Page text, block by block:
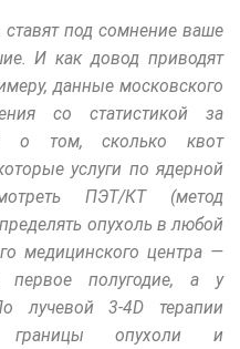
под сомнение ваше
И как довод приводят
данные московского
со статистикой за
о том, сколько квот
услуги по ядерной
ПЭТ/КТ (метод
опухоль в любой
медицинского центра —
полугодие, а у
3-4D терапии
границы опухоли и